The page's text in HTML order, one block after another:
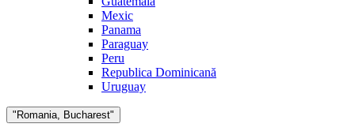
Mexic
Panama
Paraguay
Peru
Republica Dominicană
Uruguay
"Romania, Bucharest"